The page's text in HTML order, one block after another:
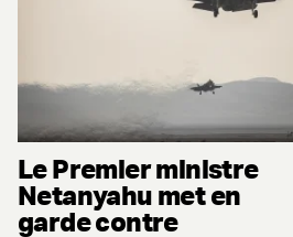
Le Premier ministre
Netanyahu met en
garde contre